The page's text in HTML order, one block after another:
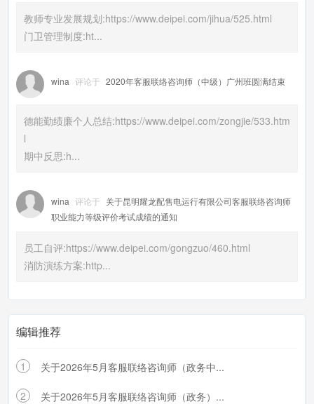
教师专业发展规划:https://www.deipei.com/jihua/525.html
门卫管理制度:ht...
wina 评论于 2020年客服联络咨询师（中级）广州班圆满结束
德能勤绩廉个人总结:https://www.deipei.com/zongjie/533.htm
l
期中反思:h...
wina 评论于 关于昆明耀龙配售电运行有限公司客服联络咨询师
职业能力等级评价考试成绩的通知
员工自评:https://www.deipei.com/gongzuo/460.html
消防演练方案:http...
编辑推荐
1 关于2026年5月客服联络咨询师（政务中...
2 关于2026年5月客服联络咨询师（政务）...